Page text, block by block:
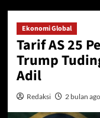
Ekonomi Global
Tarif AS 25
Trump
Adil
Redaksi 2 bulan ago